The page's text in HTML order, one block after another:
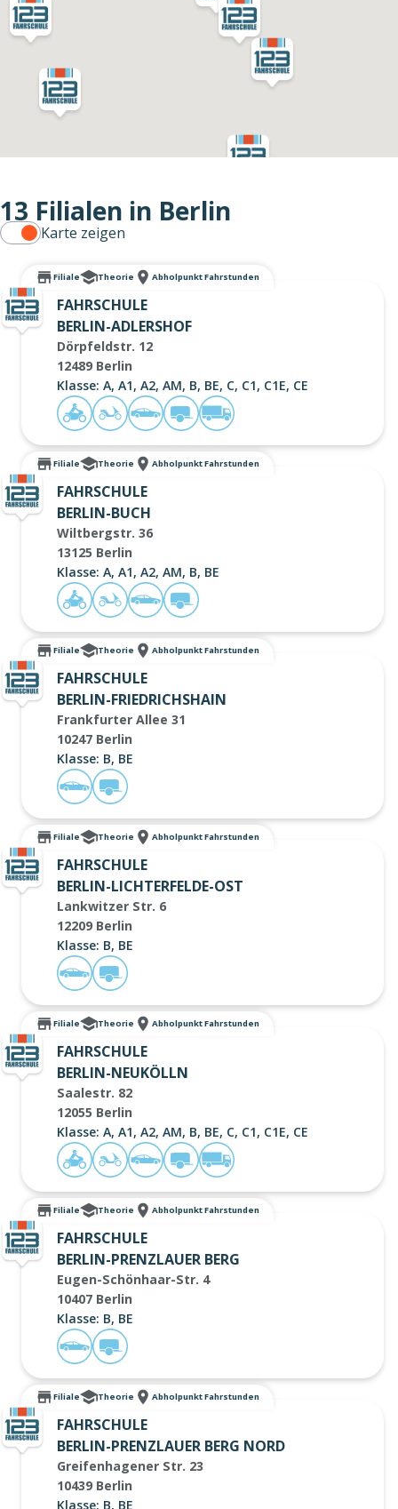
13 Filialen in Berlin
Karte zeigen
Filiale Theorie Abholpunkt Fahrstunden
FAHRSCHULE
BERLIN-ADLERSHOF
Dörpfeldstr. 12
12489 Berlin
Klasse: A, A1, A2, AM, B, BE, C, C1, C1E, CE
Filiale Theorie Abholpunkt Fahrstunden
FAHRSCHULE
BERLIN-BUCH
Wiltbergstr. 36
13125 Berlin
Klasse: A, A1, A2, AM, B, BE
Filiale Theorie Abholpunkt Fahrstunden
FAHRSCHULE
BERLIN-FRIEDRICHSHAIN
Frankfurter Allee 31
10247 Berlin
Klasse: B, BE
Filiale Theorie Abholpunkt Fahrstunden
FAHRSCHULE
BERLIN-LICHTERFELDE-OST
Lankwitzer Str. 6
12209 Berlin
Klasse: B, BE
Filiale Theorie Abholpunkt Fahrstunden
FAHRSCHULE
BERLIN-NEUKÖLLN
Saalestr. 82
12055 Berlin
Klasse: A, A1, A2, AM, B, BE, C, C1, C1E, CE
Filiale Theorie Abholpunkt Fahrstunden
FAHRSCHULE
BERLIN-PRENZLAUER BERG
Eugen-Schönhaar-Str. 4
10407 Berlin
Klasse: B, BE
Filiale Theorie Abholpunkt Fahrstunden
FAHRSCHULE
BERLIN-PRENZLAUER BERG NORD
Greifenhagener Str. 23
10439 Berlin
Klasse: B, BE